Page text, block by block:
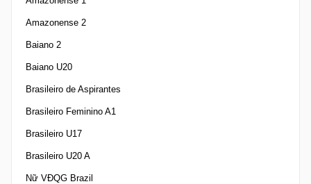
Amazonense 2
Baiano 2
Baiano U20
Brasileiro de Aspirantes
Brasileiro Feminino A1
Brasileiro U17
Brasileiro U20 A
Nữ VĐQG Brazil